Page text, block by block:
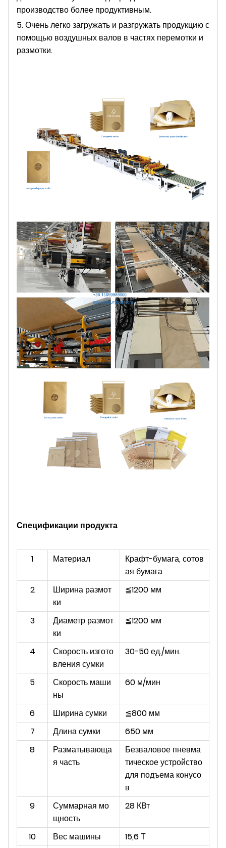
производство более продуктивным.
5. Очень легко загружать и разгружать продукцию с
помощью воздушных валов в частях перемотки и
размотки.
Спецификации продукта
1 Материал
Крафт-бумага, сотов
ая бумага
2
Ширина размот
ки
≦1200 мм
3
Диаметр размот
ки
≦1200 мм
4
Скорость изгото
вления сумки
30-50 ед./мин.
5
Скорость маши
ны
60 м/мин
6 Ширина сумки
≦800 мм
7
Длина сумки
650 мм
8
Разматывающа
я часть
Безваловое пневма
тическое устройство
для подъема конусо
в
9
Суммарная мо
щность
28 КВт
10 Вес машины
15,6 Т